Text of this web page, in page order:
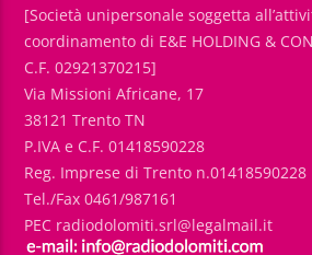
[Società unipersonale soggetta
coordinamento di E&E HOLDING &
C.F. 02921370215]
Via Missioni Africane, 17
38121 Trento TN
P.IVA e C.F. 01418590228
Reg. Imprese di Trento n.01418590228
Tel./Fax 0461/987161
PEC radiodolomiti.srl@legalmail.it